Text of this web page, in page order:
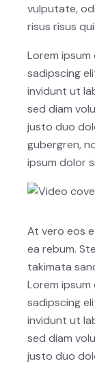
vulputate,
risus risus
Lorem
sadipscing
invidunt ut
sed diam
justo duo
gubergren,
ipsum dolor
At vero eos
ea rebum.
takimata
Lorem
sadipscing
invidunt ut
sed diam
justo duo